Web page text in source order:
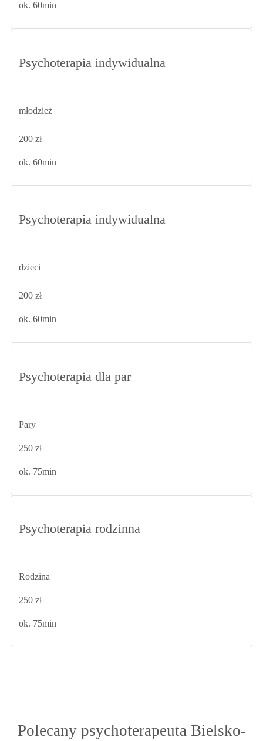
ok. 60min
Psychoterapia indywidualna
młodzież
200 zł
ok. 60min
Psychoterapia indywidualna
dzieci
200 zł
ok. 60min
Psychoterapia dla par
Pary
250 zł
ok. 75min
Psychoterapia rodzinna
Rodzina
250 zł
ok. 75min
Polecany psychoterapeuta Bielsko-